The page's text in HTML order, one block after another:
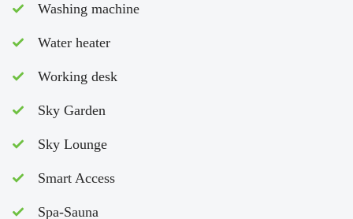
Washing machine
Water heater
Working desk
Sky Garden
Sky Lounge
Smart Access
Spa-Sauna